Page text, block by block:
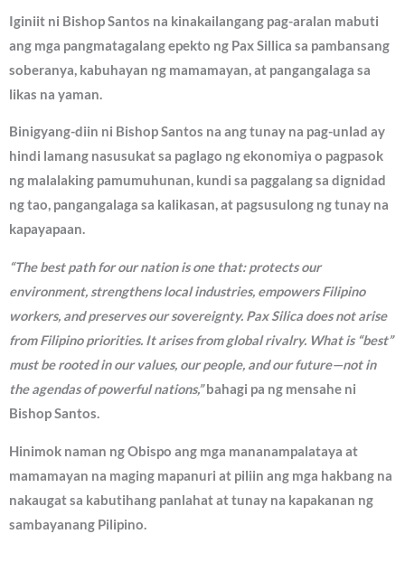
Iginiit ni Bishop Santos na kinakailangang pag-aralan mabuti
ang mga pangmatagalang epekto ng Pax Sillica sa pambansang
soberanya, kabuhayan ng mamamayan, at pangangalaga sa
likas na yaman.
Binigyang-diin ni Bishop Santos na ang tunay na pag-unlad ay
hindi lamang nasusukat sa paglago ng ekonomiya o pagpasok
ng malalaking pamumuhunan, kundi sa paggalang sa dignidad
ng tao, pangangalaga sa kalikasan, at pagsusulong ng tunay na
kapayapaan.
“The best path for our nation is one that: protects our
environment, strengthens local industries, empowers Filipino
workers, and preserves our sovereignty. Pax Silica does not arise
from Filipino priorities. It arises from global rivalry. What is “best”
must be rooted in our values, our people, and our future—not in
the agendas of powerful nations,”bahagi pa ng mensahe ni
Bishop Santos.
Hinimok naman ng Obispo ang mga mananampalataya at
mamamayan na maging mapanuri at piliin ang mga hakbang na
nakaugat sa kabutihang panlahat at tunay na kapakanan ng
sambayanang Pilipino.